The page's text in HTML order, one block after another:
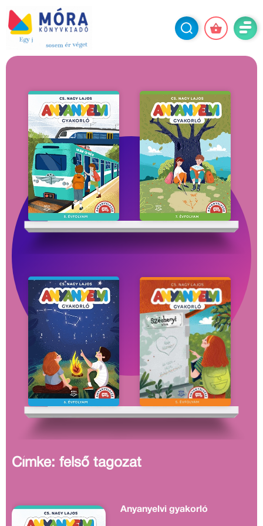
Címke: felső tagozat
Anyanyelvi gyakorló